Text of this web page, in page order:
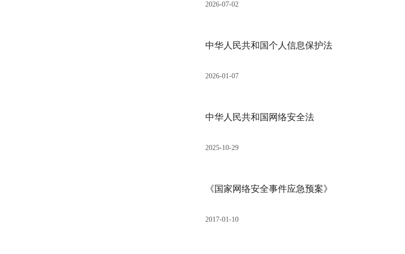
2026-07-02
中华人民共和国个人信息保护法
2026-01-07
中华人民共和国网络安全法
2025-10-29
《国家网络安全事件应急预案》
2017-01-10